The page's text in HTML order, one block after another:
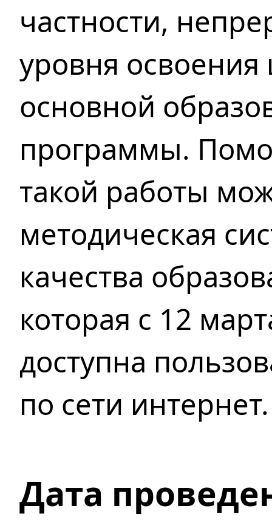
частности,
уровня
основной
программы.
такой работы
методическая
качества
которая с 12
доступна
по сети интернет.
Дата